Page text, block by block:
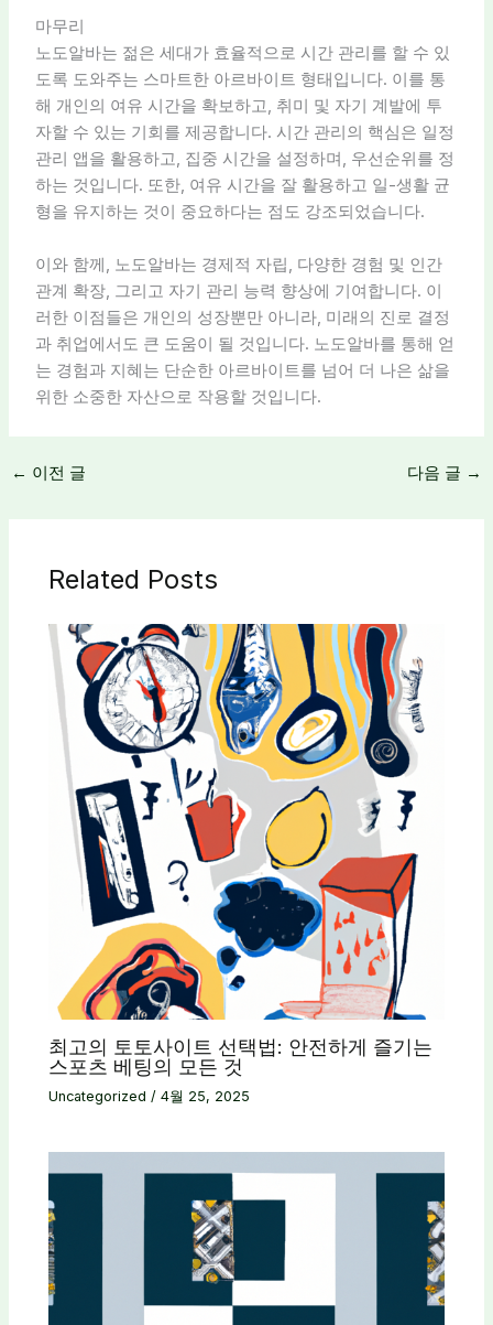
마무리
노도알바는 젊은 세대가 효율적으로 시간 관리를 할 수 있
도록 도와주는 스마트한 아르바이트 형태입니다. 이를 통
해 개인의 여유 시간을 확보하고, 취미 및 자기 계발에 투
자할 수 있는 기회를 제공합니다. 시간 관리의 핵심은 일정
관리 앱을 활용하고, 집중 시간을 설정하며, 우선순위를 정
하는 것입니다. 또한, 여유 시간을 잘 활용하고 일-생활 균
형을 유지하는 것이 중요하다는 점도 강조되었습니다.
이와 함께, 노도알바는 경제적 자립, 다양한 경험 및 인간
관계 확장, 그리고 자기 관리 능력 향상에 기여합니다. 이
러한 이점들은 개인의 성장뿐만 아니라, 미래의 진로 결정
과 취업에서도 큰 도움이 될 것입니다. 노도알바를 통해 얻
는 경험과 지혜는 단순한 아르바이트를 넘어 더 나은 삶을
위한 소중한 자산으로 작용할 것입니다.
← 이전 글 다음 글 →
Related Posts
최고의 토토사이트 선택법: 안전하게 즐기는
스포츠 베팅의 모든 것
Uncategorized /4월 25, 2025